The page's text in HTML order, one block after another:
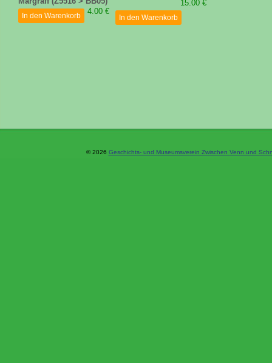
4.00 €
In den Warenkorb
15.00 €
In den Warenkorb
© 2026 Geschichts- und Museumsverein Zwischen Venn und